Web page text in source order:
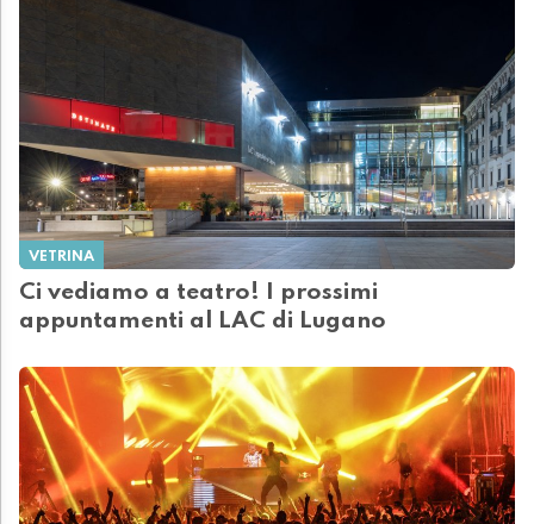
VETRINA
Ci vediamo a teatro! I prossimi
appuntamenti al LAC di Lugano